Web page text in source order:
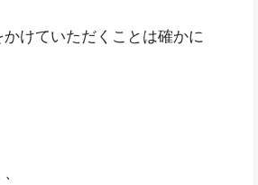
けていただくことは確かに